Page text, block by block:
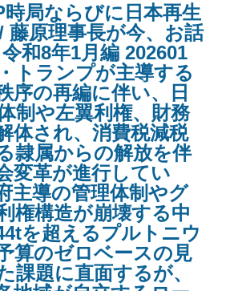
時局ならびに日本再生
藤原理事長が今、お話
和8年1月編 202601
トランプが主導する
序の再編に伴い、日
制や左翼利権、財務
体され、消費税減税
隷属からの解放を伴
変革が進行してい
主導の管理体制やグ
権構造が崩壊する中
を超えるプルトニウ
算のゼロベースの見
課題に直面するが、